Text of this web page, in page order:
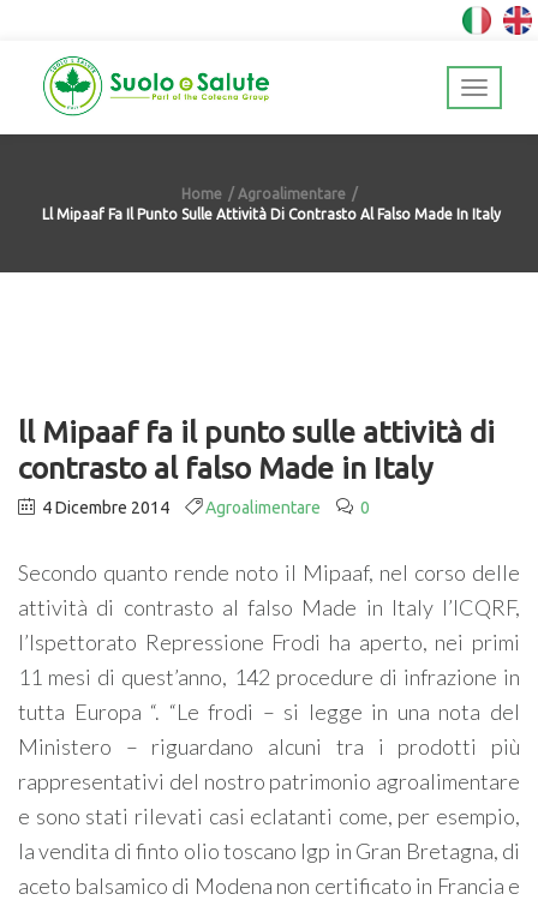
Home
Agroalimentare
Ll Mipaaf Fa Il Punto Sulle Attività Di Contrasto Al Falso Made In Italy
ll Mipaaf fa il punto sulle attività di
contrasto al falso Made in Italy
4 Dicembre 2014 Agroalimentare 0
Secondo quanto rende noto il Mipaaf, nel corso delle
attività di contrasto al falso Made in Italy l’ICQRF,
l’Ispettorato Repressione Frodi ha aperto, nei primi
11 mesi di quest’anno, 142 procedure di infrazione in
tutta Europa “. “Le frodi – si legge in una nota del
Ministero – riguardano alcuni tra i prodotti più
rappresentativi del nostro patrimonio agroalimentare
e sono stati rilevati casi eclatanti come, per esempio,
la vendita di finto olio toscano Igp in Gran Bretagna, di
aceto balsamico di Modena non certificato in Francia e